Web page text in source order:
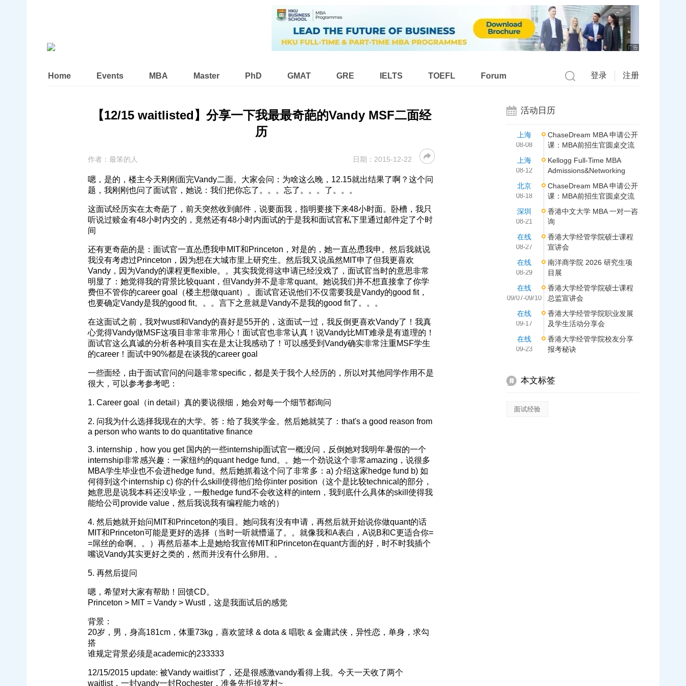
广告
Home Events MBA Master PhD GMAT GRE IELTS TOEFL Forum 登录 注册
【12/15 waitlisted】分享一下我最最奇葩的Vandy MSF二面经
历
作者： 最笨的人 日期： 2015-12-22
嗯，是的，楼主今天刚刚面完Vandy二面。大家会问：为啥这么晚，12.15就出结果了啊？这个问
题，我刚刚也问了面试官，她说：我们把你忘了。。。忘了。。。了。。。
这面试经历实在太奇葩了，前天突然收到邮件，说要面我，指明要接下来48小时面。卧槽，我只
听说过赎金有48小时内交的，竟然还有48小时内面试的于是我和面试官私下里通过邮件定了个时
间
还有更奇葩的是：面试官一直怂恿我申MIT和Princeton，对是的，她一直怂恿我申。然后我就说
我没有考虑过Princeton，因为想在大城市里上研究生。然后我又说虽然MIT申了但我更喜欢
Vandy，因为Vandy的课程更flexible。。其实我觉得这申请已经没戏了，面试官当时的意思非常
明显了：她觉得我的背景比较quant，但Vandy并不是非常quant。她说我们并不想直接拿了你学
费但不管你的career goal（楼主想做quant）。面试官还说他们不仅需要我是Vandy的good fit，
也要确定Vandy是我的good fit。。。言下之意就是Vandy不是我的good fit了。。。
在这面试之前，我对wustl和Vandy的喜好是55开的，这面试一过，我反倒更喜欢Vandy了！我真
心觉得Vandy做MSF这项目非常非常用心！面试官也非常认真！说Vandy比MIT难录是有道理的！
面试官这么真诚的分析各种项目实在是太让我感动了！可以感受到Vandy确实非常注重MSF学生
的career！面试中90%都是在谈我的career goal
一些面经，由于面试官问的问题非常specific，都是关于我个人经历的，所以对其他同学作用不是
很大，可以参考参考吧：
1. Career goal（in detail）真的要说很细，她会对每一个细节都询问
2. 问我为什么选择我现在的大学。答：给了我奖学金。然后她就笑了：that's a good reason from
a person who wants to do quantitative finance
3. internship，how you get 国内的一些internship面试官一概没问，反倒她对我明年暑假的一个
internship非常感兴趣：一家纽约的quant hedge fund。。她一个劲说这个非常amazing，说很多
MBA学生毕业也不会进hedge fund。然后她抓着这个问了非常多：a) 介绍这家hedge fund b) 如
何得到这个internship c) 你的什么skill使得他们给你inter position（这个是比较technical的部分，
她意思是说我本科还没毕业，一般hedge fund不会收这样的intern，我到底什么具体的skill使得我
能给公司provide value，然后我说我有编程能力啥的）
4. 然后她就开始问MIT和Princeton的项目。她问我有没有申请，再然后就开始说你做quant的话
MIT和Princeton可能是更好的选择（当时一听就懵逼了。。就像我和A表白，A说B和C更适合你=
=屌丝的命啊。。）再然后基本上是她给我宣传MIT和Princeton在quant方面的好，时不时我插个
嘴说Vandy其实更好之类的，然而并没有什么卵用。。
5. 再然后提问
嗯，希望对大家有帮助！回馈CD。
Princeton > MIT = Vandy > Wustl，这是我面试后的感觉
背景：
20岁，男，身高181cm，体重73kg，喜欢篮球 & dota & 唱歌 & 金庸武侠，异性恋，单身，求勾
搭
谁规定背景必须是academic的233333
12/15/2015 update: 被Vandy waitlist了，还是很感激vandy看得上我。今天一天收了两个
waitlist，一封vandy一封Rochester，准备先拒掉罗村~
活动日历
上海
08-08
ChaseDream MBA 申请公开
课：MBA前招生官圆桌交流
上海
08-12
Kellogg Full-Time MBA
Admissions&Networking
北京
08-18
ChaseDream MBA 申请公开
课：MBA前招生官圆桌交流
深圳
08-21
香港中文大学 MBA 一对一咨
询
在线
08-27
香港大学经管学院硕士课程
宣讲会
在线
08-29
南洋商学院 2026 研究生项
目展
在线
09/07-09/10
香港大学经管学院硕士课程
总监宣讲会
在线
09-17
香港大学经管学院职业发展
及学生活动分享会
在线
09-23
香港大学经管学院校友分享
报考秘诀
本文标签
面试经验